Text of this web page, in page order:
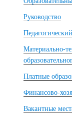
Руководство
Материально-
Платные
Финансово-
Вакантные